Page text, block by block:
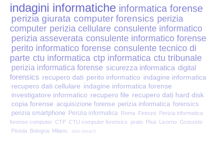
Perizia Stalking
Perizia Cyber Bullismo
Incarichi CTU e CTP
Perizia Centralini PBX e VOIP
Perizia Estimo
Perizia Documento informatico
indagini informatiche informatica forense
perizia giurata computer forensics perizia
computer perizia cellulare consulente informatico
perizia asseverata consulente informatico forense
perito informatico forense consulente tecnico di
parte ctu informatica ctp informatica ctu tribunale
perizia informatica forense sicurezza informatica digital
forensics recupero dati perito informatico indagine informatica
recupero dati cellulare indagine informatica forense
investigatore informatico recupero file recupero dati hard disk
copia forense acquisizione forense perizia informatica forensics
perizia smartphone Perizia informatica Roma Firenze Perizia informatica
forense computer CTP CTU computer forensics prato Pisa Livorno Grosseto
Pistoia
Bologna Milano. data breach